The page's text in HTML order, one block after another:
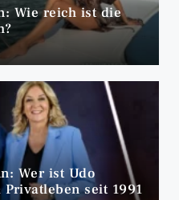
Wie reich ist die
Wer ist Udo
seit 1991